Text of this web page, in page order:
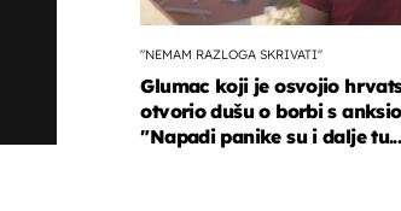
"NEMAM RAZLOGA SKRIVATI"
Glumac koji je osvojio
otvorio dušu o borbi s
"Napadi panike su i dalje